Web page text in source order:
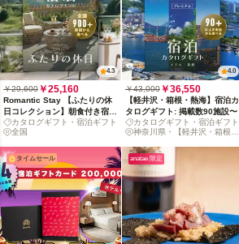
4.3
￥29,600 ￥25,160
Romantic Stay 【ふたりの休
日コレクション】朝食付き宿泊
カタログギフト: 掲載数900+施
設〜
カタログギフト・宿泊ギフト
全国
4.0
￥43,000￥36,550
【軽井沢・箱根・熱海】宿泊カ
タログギフト: 掲載数90施設〜
カタログギフト・宿泊ギフト
神奈川県・【軽井沢・箱根・
タイムセール anatae 限定